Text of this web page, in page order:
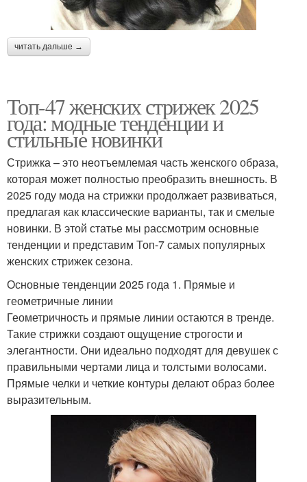
читать дальше →
Топ-47 женских стрижек 2025
года: модные тенденции и
стильные новинки
Стрижка – это неотъемлемая часть женского образа,
которая может полностью преобразить внешность. В
2025 году мода на стрижки продолжает развиваться,
предлагая как классические варианты, так и смелые
новинки. В этой статье мы рассмотрим основные
тенденции и представим Топ-7 самых популярных
женских стрижек сезона.
Основные тенденции 2025 года 1. Прямые и
геометричные линии
Геометричность и прямые линии остаются в тренде.
Такие стрижки создают ощущение строгости и
элегантности. Они идеально подходят для девушек с
правильными чертами лица и толстыми волосами.
Прямые челки и четкие контуры делают образ более
выразительным.